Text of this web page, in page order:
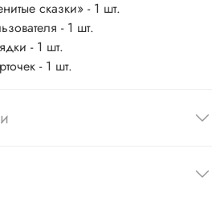
сказки» - 1 шт.
- 1 шт.
- 1 шт.
- 1 шт.